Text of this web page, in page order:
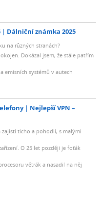
Dálniční známka 2025
na různých stranách?
Dokázal jsem, že stále patřím
emisních systémů v autech
Nejlepší VPN –
zajistí ticho a pohodlí, s malými
O 25 let později je foťák
větrák a nasadil na něj